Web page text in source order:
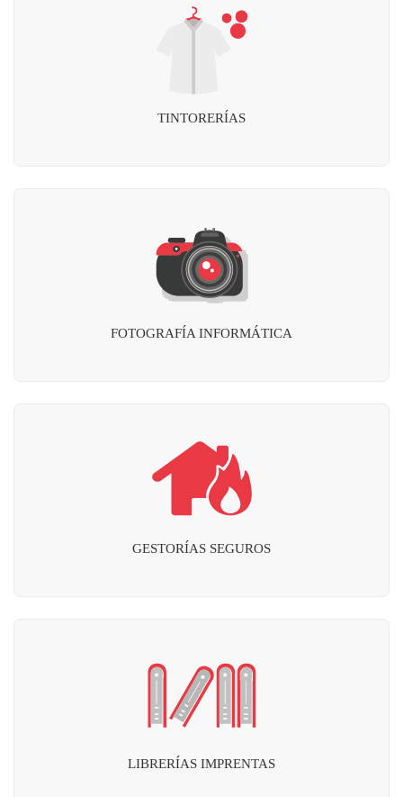
TINTORERÍAS
FOTOGRAFÍA INFORMÁTICA
GESTORÍAS SEGUROS
LIBRERÍAS IMPRENTAS